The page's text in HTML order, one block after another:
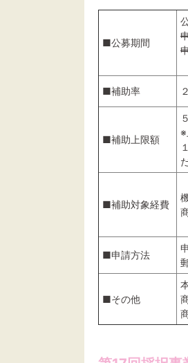
■公募期間
■補助率
■補助上限額
※
■補助対象経費
■申請方法
■その他